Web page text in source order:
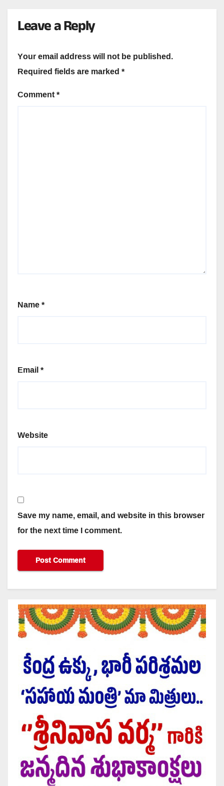
Leave a Reply
Your email address will not be published.
Required fields are marked*
Comment*
Name*
Email*
Website
Save my name, email, and website in this browser
for the next time I comment.